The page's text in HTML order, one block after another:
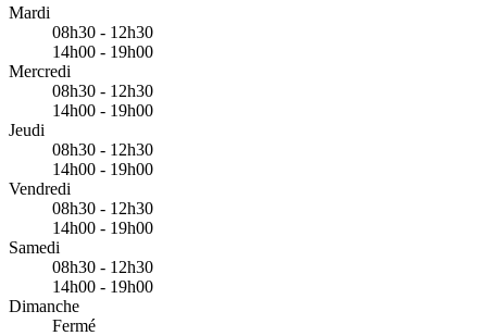
Mardi
08h30 - 12h30
14h00 - 19h00
Mercredi
08h30 - 12h30
14h00 - 19h00
Jeudi
08h30 - 12h30
14h00 - 19h00
Vendredi
08h30 - 12h30
14h00 - 19h00
Samedi
08h30 - 12h30
14h00 - 19h00
Dimanche
Fermé